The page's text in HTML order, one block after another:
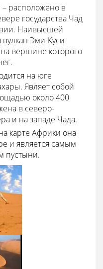
– расположено в
государства Чад
Наивысшей
вулкан Эми-Куси
вершине которого
на юге
Являет собой
около 400
в северо-
и на западе Чада.
карте Африки она
и является самым
пустыни.